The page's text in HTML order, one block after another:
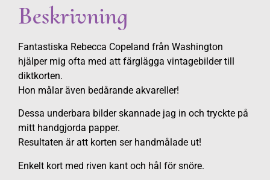
Beskrivning
Fantastiska Rebecca Copeland från Washington
hjälper mig ofta med att färglägga vintagebilder till
diktkorten.
Hon målar även bedårande akvareller!
Dessa underbara bilder skannade jag in och tryckte på
mitt handgjorda papper.
Resultaten är att korten ser handmålade ut!
Enkelt kort med riven kant och hål för snöre.